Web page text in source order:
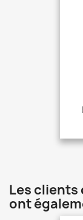
Les
ont